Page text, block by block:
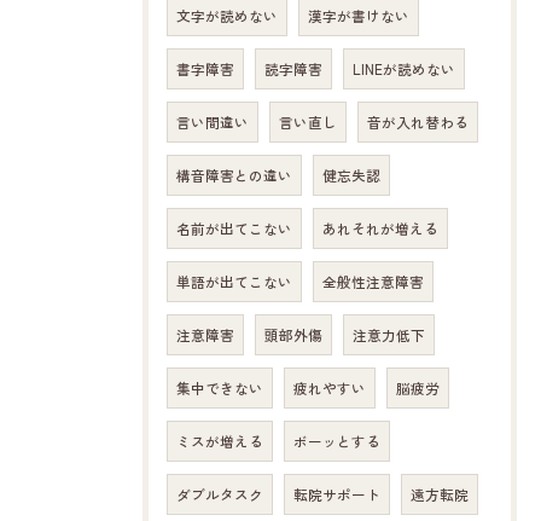
文字が読めない 漢字が書けない
書字障害 読字障害 LINEが読めない
言い間違い 言い直し 音が入れ替わる
構音障害との違い 健忘失認
名前が出てこない あれそれが増える
単語が出てこない 全般性注意障害
注意障害 頭部外傷 注意力低下
集中できない 疲れやすい 脳疲労
ミスが増える ボーッとする
ダブルタスク 転院サポート 遠方転院